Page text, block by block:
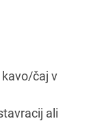
čaj v
ali